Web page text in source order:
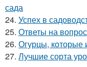
сада
24. Успех в
25. Ответы на
26. Огурцы, которые
27. Лучшие сорта